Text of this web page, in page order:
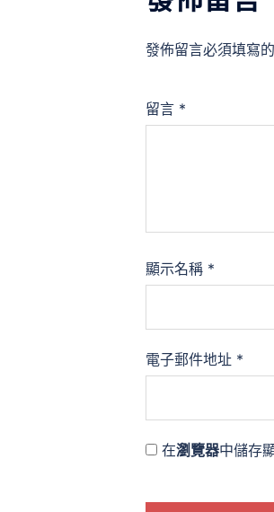
發佈留言必須填寫
留言 *
顯示名稱 *
電子郵件地址 *
在瀏覽器中儲存